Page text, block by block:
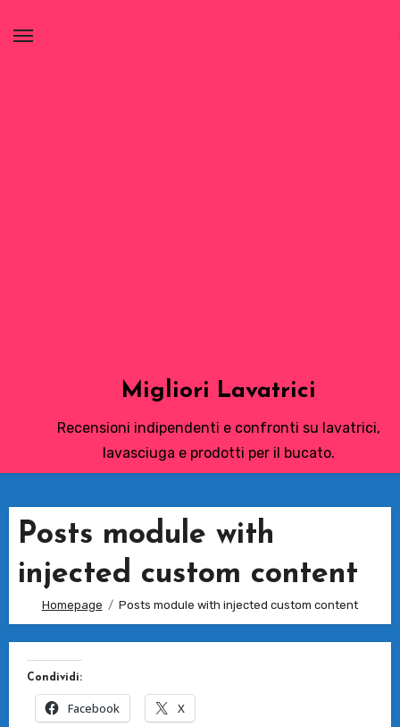
Migliori Lavatrici
Recensioni indipendenti e confronti su lavatrici,
lavasciuga e prodotti per il bucato.
Posts module with
injected custom content
Homepage Posts module with injected custom content
Condividi:
Facebook X